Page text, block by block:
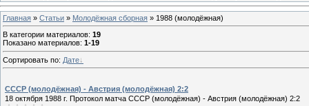
Главная » Статьи » Молодёжная сборная » 1988 (молодёжная)
В категории материалов: 19
Показано материалов: 1-19
Сортировать по: Дате
СССР (молодёжная) - Австрия (молодёжная) 2:2
18 октября 1988 г. Протокол матча СССР (молодёжная) - Австрия (молодёжная) 2:2